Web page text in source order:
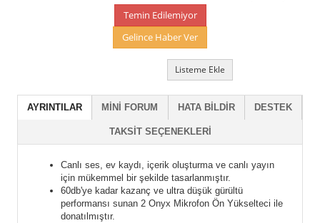
Temin Edilemiyor
Gelince Haber Ver
Listeme Ekle
AYRINTILAR MINI FORUM HATA BILDIR DESTEK
TAKSIT SEÇENEKLERI
Canlı ses, ev kaydı, içerik oluşturma ve canlı yayın
için mükemmel bir şekilde tasarlanmıştır.
60db'ye kadar kazanç ve ultra düşük gürültü
performansı sunan 2 Onyx Mikrofon Ön Yükselteci ile
donatılmıştır.